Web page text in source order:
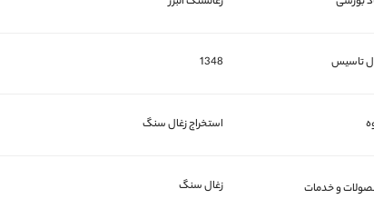
تاسیس 1348
استخراج زغال سنگ
و خدمات زغال سنگ